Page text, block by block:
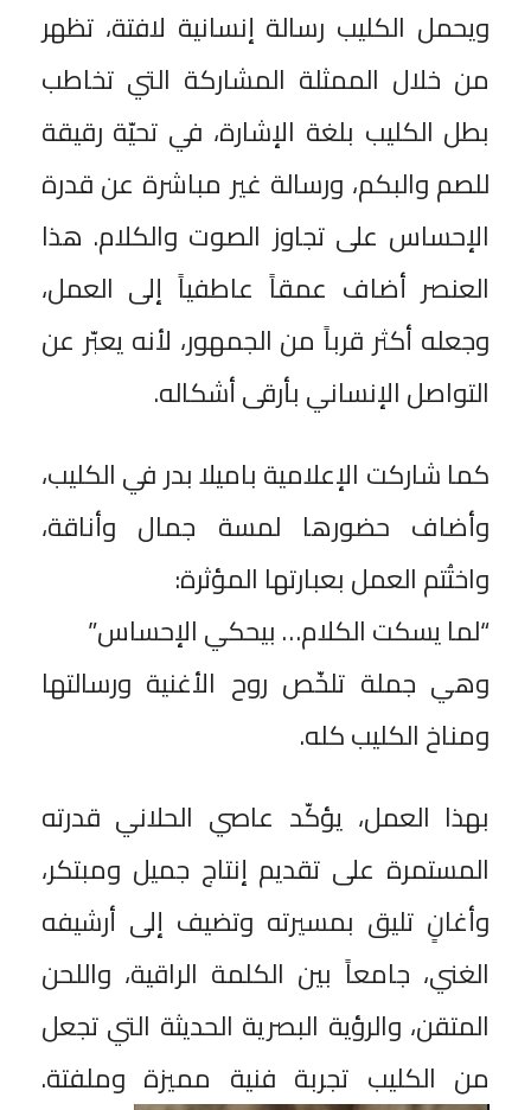
ويحمل الكليب رسالة إنسانية لافتة، تظهر
من خلال الممثلة المشاركة التي تخاطب
بطل الكليب بلغة الإشارة، في تحيّة رقيقة
للصم والبكم، ورسالة غير مباشرة عن قدرة
الإحساس على تجاوز الصوت والكلام. هذا
العنصر أضاف عمقاً عاطفياً إلى العمل،
وجعله أكثر قرباً من الجمهور، لأنه يعبّر عن
التواصل الإنساني بأرقى أشكاله.
كما شاركت الإعلامية باميلا بدر في الكليب،
وأضاف حضورها لمسة جمال وأناقة،
واختُتم العمل بعبارتها المؤثرة:
“لما يسكت الكلام… بيحكي الإحساس”
وهي جملة تلخّص روح الأغنية ورسالتها
ومناخ الكليب كله.
بهذا العمل، يؤكّد عاصي الحلاني قدرته
المستمرة على تقديم إنتاج جميل ومبتكر،
وأغانٍ تليق بمسيرته وتضيف إلى أرشيفه
الغني، جامعاً بين الكلمة الراقية، واللحن
المتقن، والرؤية البصرية الحديثة التي تجعل
من الكليب تجربة فنية مميزة وملفتة.